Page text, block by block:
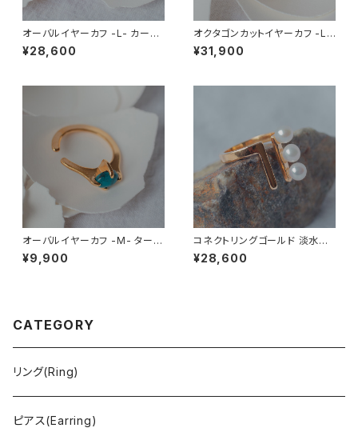
オーバルイヤーカフ -L- カーネ
リアン
¥28,600
オクタゴンカットイヤーカフ -L-
フローライト
¥31,900
オーバルイヤーカフ -M- ターコ
イズ (ネットトルコ石)
¥9,900
コネクトリングゴールド 淡水パ
ール
¥28,600
CATEGORY
リング(Ring)
ピアス(Earring)